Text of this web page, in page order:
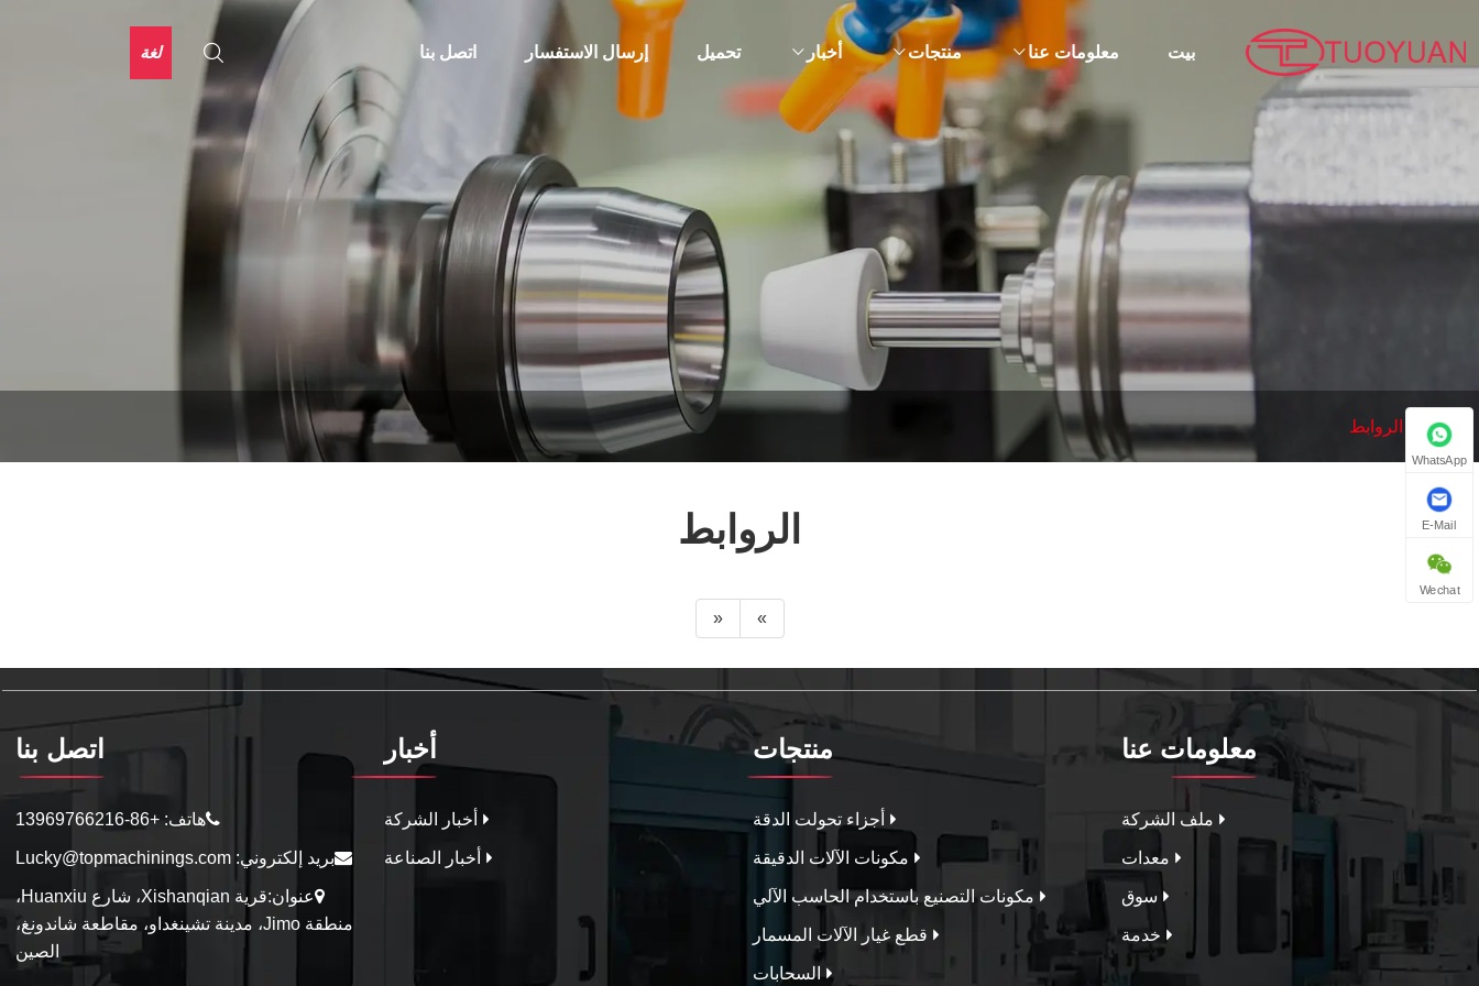
بيت معلومات عنا منتجات أخبار تحميل إرسال الاستفسار اتصل بنا لغة
بيت الروابط
الروابط
« »
معلومات عنا
ملف الشركة
معدات
سوق
خدمة
منتجات
أجزاء تحولت الدقة
مكونات الآلات الدقيقة
مكونات التصنيع باستخدام الحاسب الآلي
قطع غيار الآلات المسمار
السحابات
أخبار
أخبار الشركة
أخبار الصناعة
اتصل بنا
هاتف: +86-13969766216
بريد إلكتروني: Lucky@topmachinings.com
عنوان:قرية Xishanqian، شارع Huanxiu،
منطقة Jimo، مدينة تشينغداو، مقاطعة شاندونغ،
الصين
WhatsApp
E-Mail
Wechat